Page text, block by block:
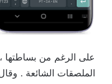
على الرغم من بساطتها
الملصقات الشائعة .